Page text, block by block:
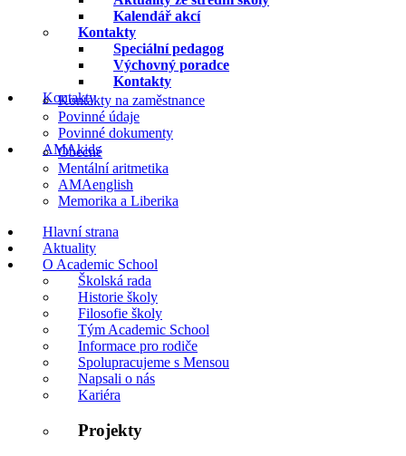
Kalendář akcí
Kontakty
Speciální pedagog
Výchovný poradce
Kontakty
Kontakty
Kontakty na zaměstnance
Povinné údaje
Povinné dokumenty
AMAkids
Obecné
Mentální aritmetika
AMAenglish
Memorika a Liberika
Hlavní strana
Aktuality
O Academic School
Školská rada
Historie školy
Filosofie školy
Tým Academic School
Informace pro rodiče
Spolupracujeme s Mensou
Napsali o nás
Kariéra
Projekty